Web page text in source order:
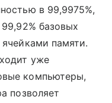
в 99,9975%,
базовых
памяти.
уже
компьютеры,
позволяет